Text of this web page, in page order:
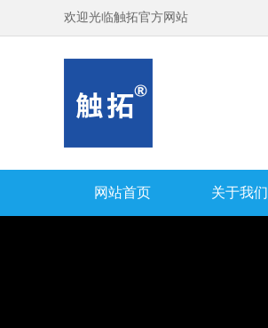
欢迎光临触拓官方网站
网站首页 关于我们